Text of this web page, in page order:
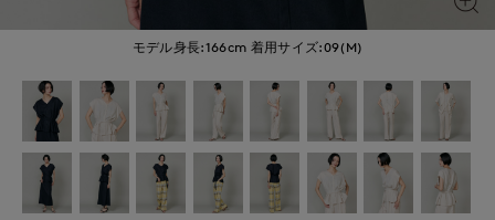
モデル身長:166cm 着用サイズ:09(M)